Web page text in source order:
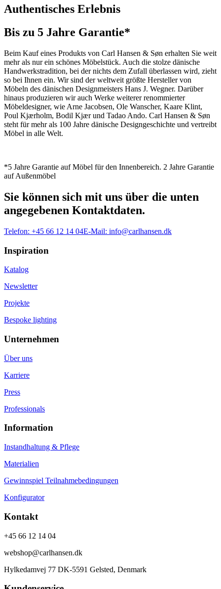
Authentisches Erlebnis
Bis zu 5 Jahre Garantie*
Beim Kauf eines Produkts von Carl Hansen & Søn erhalten Sie weit
mehr als nur ein schönes Möbelstück. Auch die stolze dänische
Handwerkstradition, bei der nichts dem Zufall überlassen wird, zieht
so bei Ihnen ein. Wir sind der weltweit größte Hersteller von
Möbeln des dänischen Designmeisters Hans J. Wegner. Darüber
hinaus produzieren wir auch Werke weiterer renommierter
Möbeldesigner, wie Arne Jacobsen, Ole Wanscher, Kaare Klint,
Poul Kjærholm, Bodil Kjær und Tadao Ando. Carl Hansen & Søn
steht für mehr als 100 Jahre dänische Designgeschichte und vertreibt
Möbel in alle Welt.
*5 Jahre Garantie auf Möbel für den Innenbereich. 2 Jahre Garantie
auf Außenmöbel
Sie können sich mit uns über die unten
angegebenen Kontaktdaten.
Telefon: +45 66 12 14 04E-Mail: info@carlhansen.dk
Inspiration
Katalog
Newsletter
Projekte
Bespoke lighting
Unternehmen
Über uns
Karriere
Press
Professionals
Information
Instandhaltung & Pflege
Materialien
Gewinnspiel Teilnahmebedingungen
Konfigurator
Kontakt
+45 66 12 14 04
webshop@carlhansen.dk
Hylkedamvej 77 DK-5591 Gelsted, Denmark